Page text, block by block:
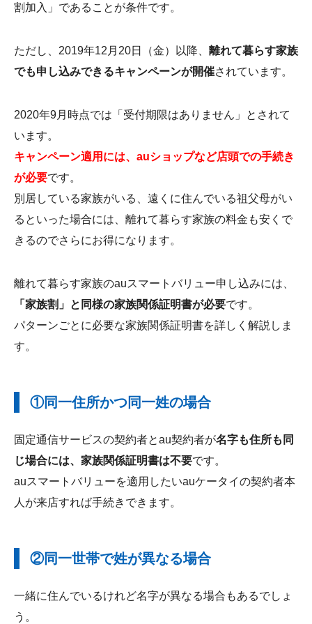
割加入」であることが条件です。
ただし、2019年12月20日（金）以降、 離れて暮らす家族
でも申し込みできるキャンペーンが開催されています。
2020年9月時点では「受付期限はありません」とされて
います。
キャンペーン適用には、auショップなど店頭での手続き
が必要です。
別居している家族がいる、遠くに住んでいる祖父母がい
るといった場合には、離れて暮らす家族の料金も安くで
きるのでさらにお得になります。
離れて暮らす家族のauスマートバリュー申し込みには、
「家族割」と同様の家族関係証明書が必要です。
パターンごとに必要な家族関係証明書を詳しく解説しま
す。
①同一住所かつ同一姓の場合
固定通信サービスの契約者とau契約者が名字も住所も同
じ場合には、家族関係証明書は不要です。
auスマートバリューを適用したいauケータイの契約者本
人が来店すれば手続きできます。
②同一世帯で姓が異なる場合
一緒に住んでいるけれど名字が異なる場合もあるでしょ
う。